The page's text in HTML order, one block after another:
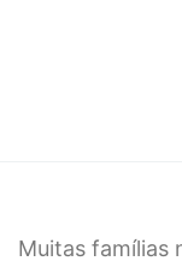
Muitas famílias